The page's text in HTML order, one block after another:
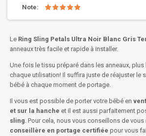
Note:
Le Ring Sling Petals Ultra Noir Blanc Gris
anneaux très facile et rapide à installer.
Une fois le tissu préparé dans les anneaux,
chaque utilisation! Il suffira juste de réajuster le
bébé à chaque moment de portage.
Il vous est possible de porter votre bébé en
et sur la hanche et il est aussi parfaitement
sling. Pour cela, nous vous conseillons de
conseillère en portage certifiée pour vous